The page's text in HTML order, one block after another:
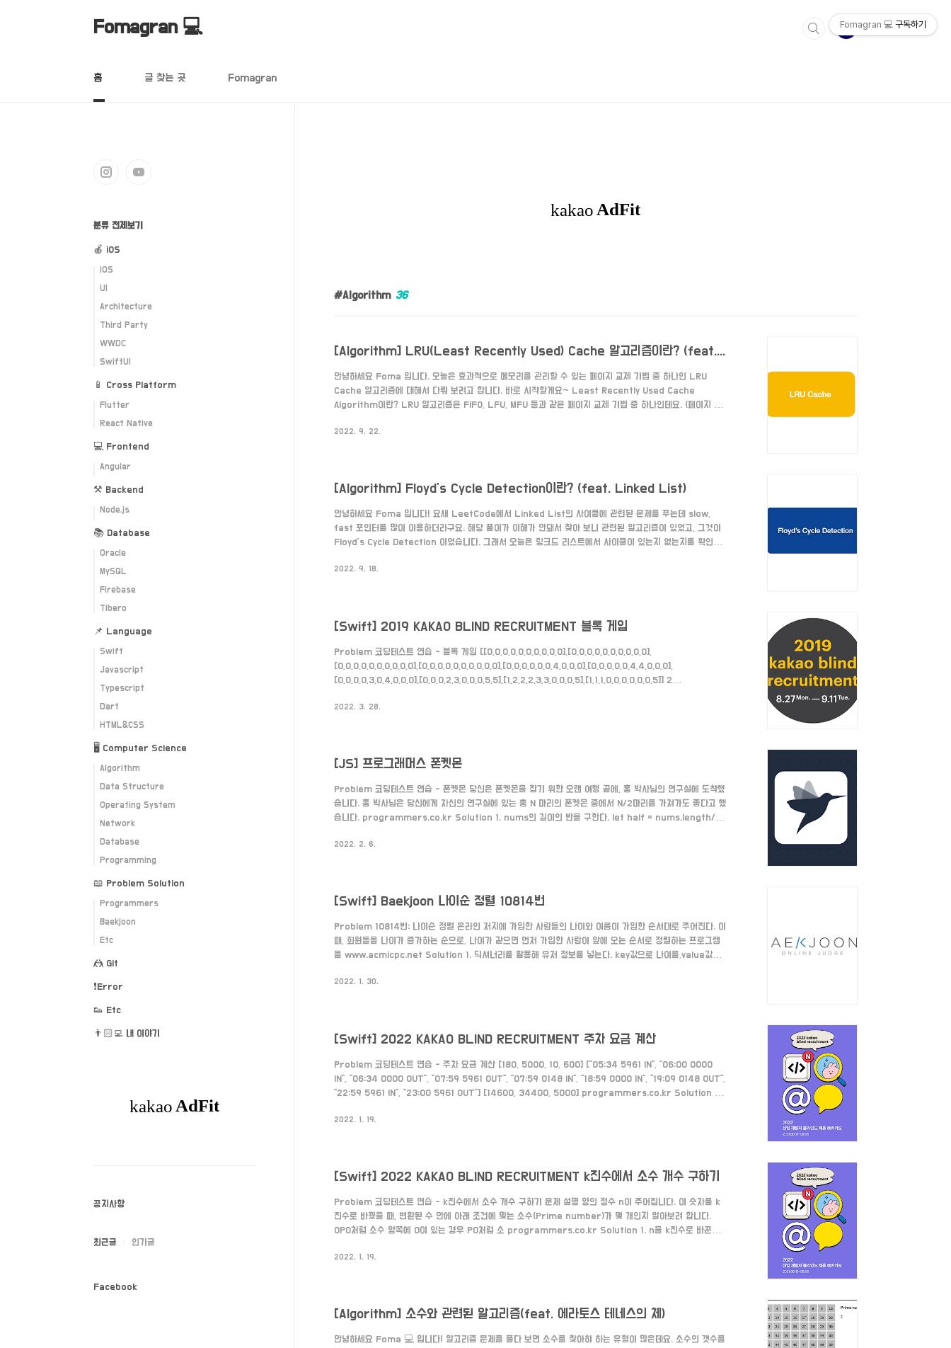
Fomagran 💻
홈 글 찾는 곳 Fomagran
Algorithm 36
[Algorithm] LRU(Least Recently Used) Cache 알고리즘이란? (feat. 페이지 교체 알고리즘)
안녕하세요 Foma 입니다. 오늘은 효과적으로 메모리를 관리할 수 있는 페이지 교체 기법 중 하나인 LRU
Cache 알고리즘에 대해서 다뤄 보려고 합니다. 바로 시작할게요~ Least Recently Used Cache
Algorithm이란? LRU 알고리즘은 FIFO, LFU, MFU 등과 같은 페이지 교체 기법 중 하나인데요. (페이지 교
방법입니다. LRU Design LRU Cache 알고리즘은 오랫동안 사용하지 않은 페이지를 삭제해 주고 새롭게 사
2022. 9. 22.
[Algorithm] Floyd's Cycle Detection이란? (feat. Linked List)
안녕하세요 Foma 입니다! 요새 LeetCode에서 Linked List의 사이클에 관련된 문제를 푸는데 slow,
fast 포인터를 많이 이용하더라구요. 해당 풀이가 이해가 안돼서 찾아 보니 관련된 알고리즘이 있었고, 그것이
Floyd's Cycle Detection 이었습니다. 그래서 오늘은 링크드 리스트에서 사이클이 있는지 없는지를 확인할
합니다. 바로 시작할게요~ Floyd's Cycle Detection 이란? 🔁 Robert W. Floyd가 고안한 리스트의 사
2022. 9. 18.
[Swift] 2019 KAKAO BLIND RECRUITMENT 블록 게임
Problem 코딩테스트 연습 - 블록 게임 [[0,0,0,0,0,0,0,0,0,0],[0,0,0,0,0,0,0,0,0,0],
[0,0,0,0,0,0,0,0,0,0],[0,0,0,0,0,0,0,0,0,0],[0,0,0,0,0,0,4,0,0,0],[0,0,0,0,0,4,4,0,0,0],
[0,0,0,0,3,0,4,0,0,0],[0,0,0,2,3,0,0,0,5,5],[1,2,2,2,3,3,0,0,0,5],[1,1,1,0,0,0,0,0,0,5]] 2
블록은 차례대로 1번 블록의 0,1,2,3 타입, 2번 블록의 0,1,2,3 타입 , 3번 블록의 0,1,2,3타입이 있다고 가
2022. 3. 28.
[JS] 프로그래머스 폰켓몬
Problem 코딩테스트 연습 - 폰켓몬 당신은 폰켓몬을 잡기 위한 오랜 여행 끝에, 홍 박사님의 연구실에 도착했
습니다. 홍 박사님은 당신에게 자신의 연구실에 있는 총 N 마리의 폰켓몬 중에서 N/2마리를 가져가도 좋다고 했
습니다. programmers.co.kr Solution 1. nums의 길이의 반을 구한다. let half = nums.length/2
set.add(nums[i]) } 3. Set의 사이즈와 nums의 길이의 반과 비교해 더 작은 것을 반환한다. return
2022. 2. 6.
[Swift] Baekjoon 나이순 정렬 10814번
Problem 10814번: 나이순 정렬 온라인 저지에 가입한 사람들의 나이와 이름이 가입한 순서대로 주어진다. 이
때, 회원들을 나이가 증가하는 순으로, 나이가 같으면 먼저 가입한 사람이 앞에 오는 순서로 정렬하는 프로그램
을 www.acmicpc.net Solution 1. 딕셔너리를 활용해 유저 정보를 넣는다. key값으로 나이를,value값으
userDic:[Int:[String]] = [:] let numberOfUser = Int(readLine()!)! for _ in 0..
2022. 1. 30.
[Swift] 2022 KAKAO BLIND RECRUITMENT 주차 요금 계산
Problem 코딩테스트 연습 - 주차 요금 계산 [180, 5000, 10, 600] ["05:34 5961 IN", "06:00 0000
IN", "06:34 0000 OUT", "07:59 5961 OUT", "07:59 0148 IN", "18:59 0000 IN", "19:09 0148 OUT",
"22:59 5961 IN", "23:00 5961 OUT"] [14600, 34400, 5000] programmers.co.kr Solution 1.
[String:Int] = [:] func calTimeByRecord(_ records:[String],_ parkIn..
2022. 1. 19.
[Swift] 2022 KAKAO BLIND RECRUITMENT k진수에서 소수 개수 구하기
Problem 코딩테스트 연습 - k진수에서 소수 개수 구하기 문제 설명 양의 정수 n이 주어집니다. 이 숫자를 k
진수로 바꿨을 때, 변환된 수 안에 아래 조건에 맞는 소수(Prime number)가 몇 개인지 알아보려 합니다.
0P0처럼 소수 양쪽에 0이 있는 경우 P0처럼 소 programmers.co.kr Solution 1. n을 k진수로 바꾼다.
change.split(separator: "0") 3. 소수인지 판별한다. func isPrimeNumber(_ n:Int) -> Bool { if n
2022. 1. 19.
[Algorithm] 소수와 관련된 알고리즘(feat. 에라토스 테네스의 체)
안녕하세요 Foma 💻 입니다! 알고리즘 문제를 풀다 보면 소수를 찾아햐 하는 유형이 많은데요. 소수의 갯수를
분류 전체보기
🍎 iOS
iOS
UI
Architecture
Third Party
WWDC
SwiftUI
📱 Cross Platform
Flutter
React Native
💻 Frontend
Angular
⚒ Backend
Node.js
📚 Database
Oracle
MySQL
Firebase
Tibero
📌 Language
Swift
Javascript
Typescript
Dart
HTML&CSS
🖥 Computer Science
Algorithm
Data Structure
Operating System
Network
Database
Programming
📖 Problem Solution
Programmers
Baekjoon
Etc
🤼 Git
❗️Error
👟 Etc
👨🏻‍💻 내 이야기
공지사항
최근글 인기글
Facebook
Fomagran 💻 구독하기